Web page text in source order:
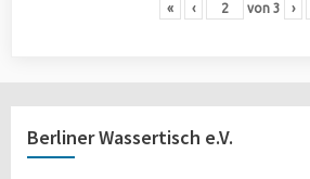
« ‹ von 3 ›
Berliner Wassertisch e.V.